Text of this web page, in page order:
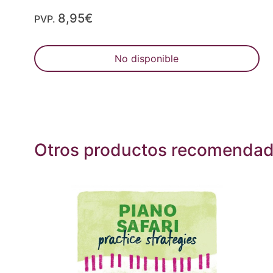
PVP. 8,95€
No disponible
Otros productos